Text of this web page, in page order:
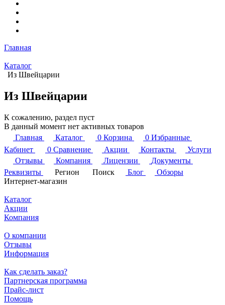
Главная
Каталог
Из Швейцарии
Из Швейцарии
К сожалению, раздел пуст
В данный момент нет активных товаров
Главная
Каталог 0 Корзина 0 Избранные
Кабинет
0 Сравнение Акции Контакты
Услуги
Отзывы
Компания Лицензии
Документы
Реквизиты
Регион Поиск Блог
Обзоры
Интернет-магазин
Каталог
Акции
Компания
О компании
Отзывы
Информация
Как сделать заказ?
Партнерская программа
Прайс-лист
Помощь